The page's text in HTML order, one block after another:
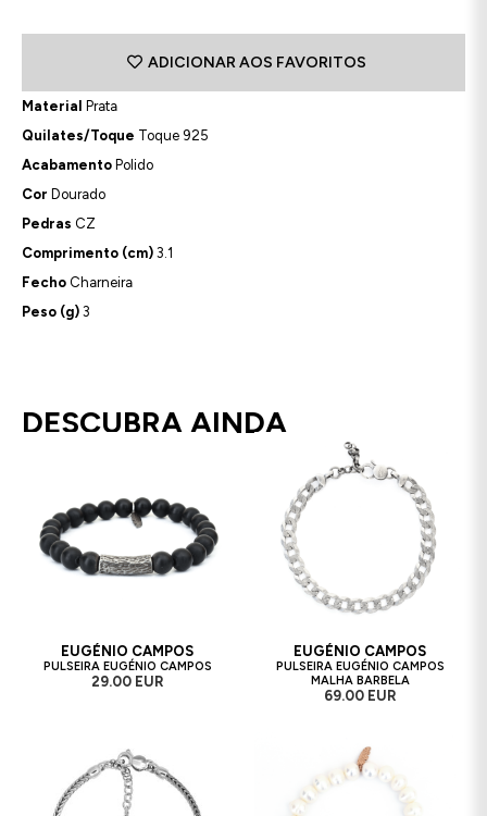
ADICIONAR AOS FAVORITOS
Material Prata
Quilates/Toque Toque 925
Acabamento Polido
Cor Dourado
Pedras CZ
Comprimento (cm) 3.1
Fecho Charneira
Peso (g) 3
DESCUBRA AINDA
EUGÉNIO CAMPOS
PULSEIRA EUGÉNIO CAMPOS
29.00 EUR
EUGÉNIO CAMPOS
PULSEIRA EUGÉNIO CAMPOS
MALHA BARBELA
69.00 EUR